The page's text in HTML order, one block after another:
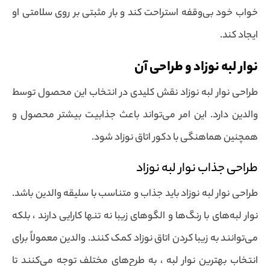
خواب خود بی‌وقفه استراحت کند و بار مثبتی بر روی سلامتی او
ایجاد کند.
نوار لبه نوزاد و طراحی آن
طراحی نوار لبه نوزاد نقش کلیدی در انتخاب این محصول توسط
والدین دارد. این امر می‌تواند باعث جذابیت بیشتر محصول و
همچنین هماهنگی با دکور اتاق نوزاد شود.
طراحی جذاب نوار لبه نوزاد
طراحی نوار لبه نوزاد باید جذاب و متناسب با سلیقه والدین باشد.
نوار لبه‌های با رنگ‌ها و الگوهای زیبا نه تنها کارایی دارند ، بلکه
می‌توانند به زیبا کردن اتاق نوزاد کمک کنند. والدین معمولاً برای
انتخاب بهترین نوار لبه ، به طرح‌های مختلف توجه می‌کنند تا